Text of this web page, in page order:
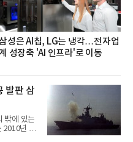
성은 AI칩, LG는 냉각…전자업
성장축 'AI 인프라'로 이동
발판 삼
밖에 있는
2010년 넥